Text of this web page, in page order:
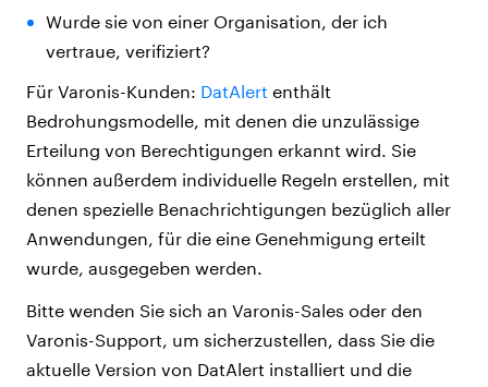
Wurde sie von einer Organisation, der ich
vertraue, verifiziert?
Für Varonis-Kunden: DatAlert enthält
Bedrohungsmodelle, mit denen die unzulässige
Erteilung von Berechtigungen erkannt wird. Sie
können außerdem individuelle Regeln erstellen, mit
denen spezielle Benachrichtigungen bezüglich aller
Anwendungen, für die eine Genehmigung erteilt
wurde, ausgegeben werden.
Bitte wenden Sie sich an Varonis-Sales oder den
Varonis-Support, um sicherzustellen, dass Sie die
aktuelle Version von DatAlert installiert und die